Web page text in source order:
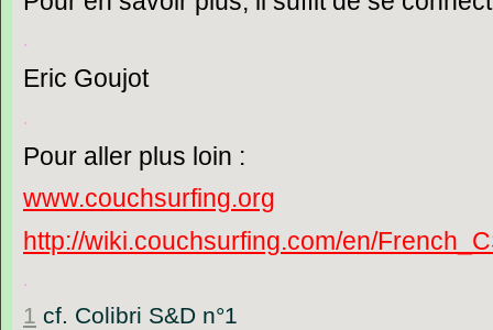
.
Eric Goujot
.
Pour aller plus loin :
www.couchsurfing.org
http://wiki.couchsurfing.com/en/
.
1 cf. Colibri S&D n°1